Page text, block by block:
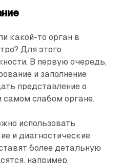
какой-то орган в
Для этого
В первую очередь,
и заполнение
представление о
самом слабом органе.
использовать
и диагностические
более детальную
например,